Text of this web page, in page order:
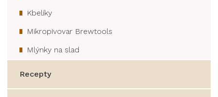
Kbelíky
Mikropivovar Brewtools
Mlýnky na slad
Recepty